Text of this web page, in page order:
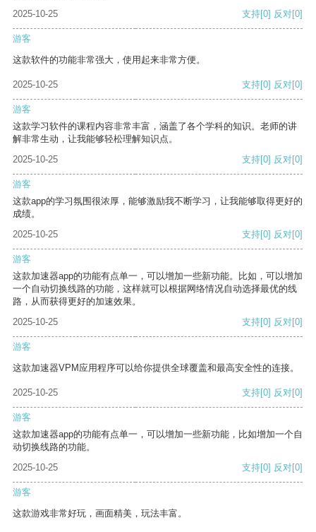
2025-10-25
支持[0] 反对[0]
游客
这款软件的功能非常强大，使用起来非常方便。
2025-10-25 支持[0] 反对[0]
游客
这款学习软件的课程内容非常丰富，涵盖了各个学科的知识。老师的讲
解非常生动，让我能够轻松理解知识点。
2025-10-25
支持[0] 反对[0]
游客
这款app的学习氛围很浓厚，能够激励我不断学习，让我能够取得更好的
成绩。
2025-10-25
支持[0] 反对[0]
游客
这款加速器app的功能有点单一，可以增加一些新功能。比如，可以增加
一个自动切换线路的功能，这样就可以根据网络情况自动选择最优的线
路，从而获得更好的加速效果。
2025-10-25
支持[0] 反对[0]
游客
这款加速器VPM应用程序可以给你提供全球覆盖和最高安全性的连接。
2025-10-25 支持[0] 反对[0]
游客
这款加速器app的功能有点单一，可以增加一些新功能，比如增加一个自
动切换线路的功能。
2025-10-25
支持[0] 反对[0]
游客
这款游戏非常好玩，画面精美，玩法丰富。